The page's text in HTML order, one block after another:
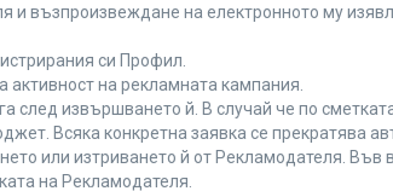
възпроизвеждане на електронното му
си Профил.
на рекламната кампания.
след извършването й. В случай че по
Всяка конкретна заявка се прекратява
или изтриването й от Рекламодателя. Във
на Рекламодателя.